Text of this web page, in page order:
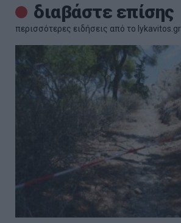
διαβάστε επίσης
περισσότερες ειδήσεις από το lykavitos.gr